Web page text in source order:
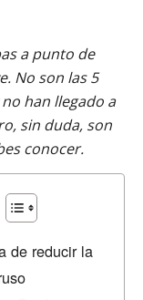
a punto de
No son las 5
han llegado a
sin duda, son
conocer.
de reducir la